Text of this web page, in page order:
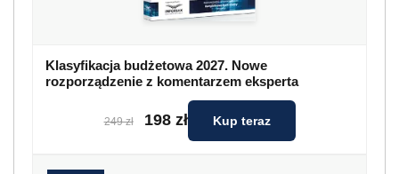
Klasyfikacja budżetowa 2027. Nowe
rozporządzenie z komentarzem eksperta
249 zł 198 zł Kup teraz